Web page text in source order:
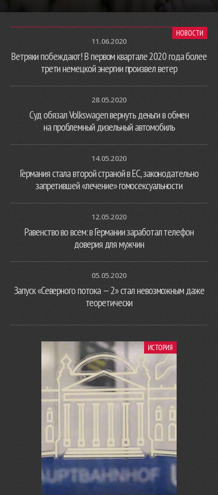
НОВОСТИ
11.06.2020
Ветряки побеждают! В первом квартале 2020 года более
трети немецкой энергии произвел ветер
28.05.2020
Суд обязал Volkswagen вернуть деньги в обмен
на проблемный дизельный автомобиль
14.05.2020
Германия стала второй страной в ЕС, законодательно
запретившей «лечение» гомосексуальности
12.05.2020
Равенство во всем: в Германии заработал телефон
доверия для мужчин
05.05.2020
Запуск «Северного потока — 2» стал невозможным даже
теоретически
ИСТОРИЯ